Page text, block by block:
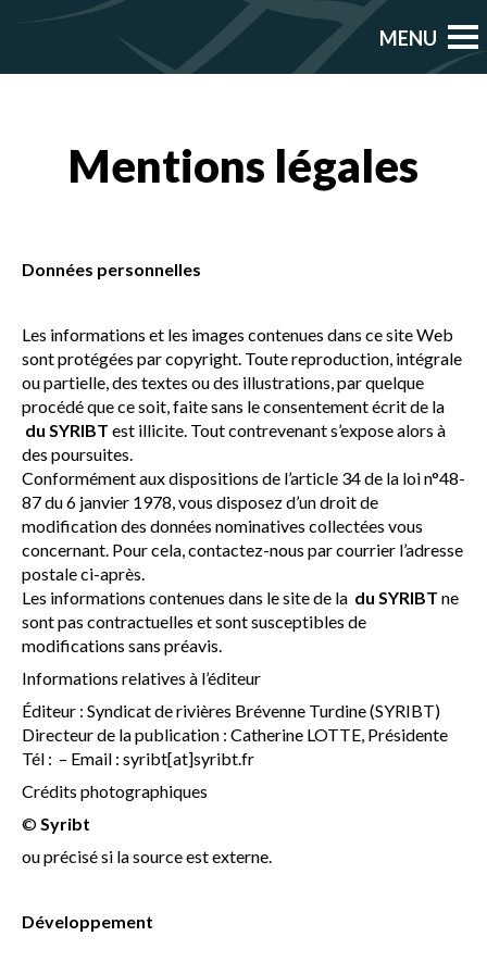
Mentions légales
Données personnelles
Les informations et les images contenues dans ce site Web
sont protégées par copyright. Toute reproduction, intégrale
ou partielle, des textes ou des illustrations, par quelque
procédé que ce soit, faite sans le consentement écrit de la
du SYRIBT est illicite. Tout contrevenant s’expose alors à
des poursuites.
Conformément aux dispositions de l’article 34 de la loi n°48-
87 du 6 janvier 1978, vous disposez d’un droit de
modification des données nominatives collectées vous
concernant. Pour cela, contactez-nous par courrier l’adresse
postale ci-après.
Les informations contenues dans le site de la du SYRIBT ne
sont pas contractuelles et sont susceptibles de
modifications sans préavis.
Informations relatives à l’éditeur
Éditeur : Syndicat de rivières Brévenne Turdine (SYRIBT)
Directeur de la publication : Catherine LOTTE, Présidente
Tél : – Email : syribt[at]syribt.fr
Crédits photographiques
©Syribt
ou précisé si la source est externe.
Développement